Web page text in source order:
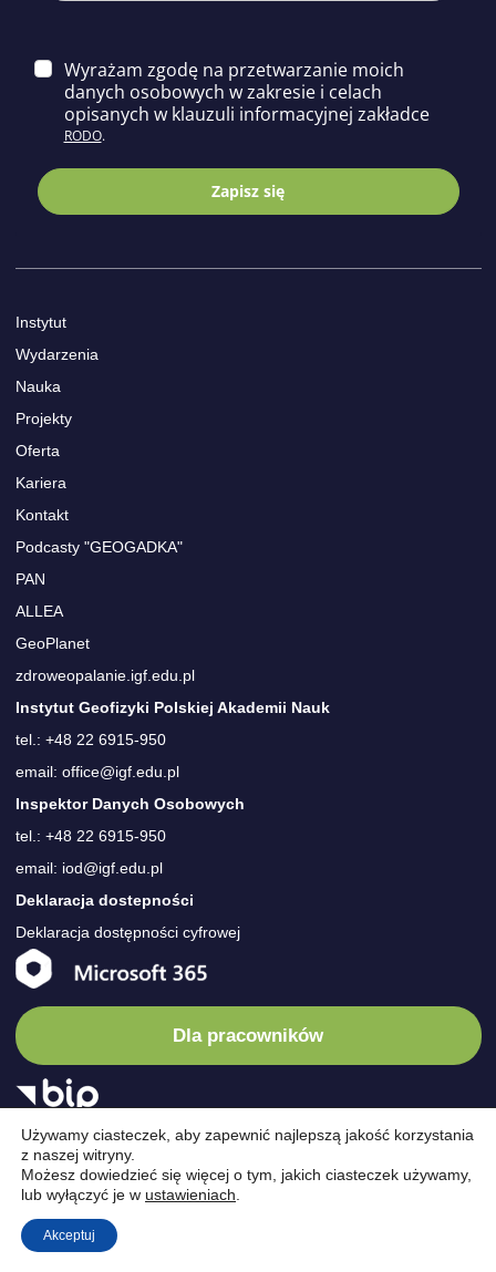
Wyrażam zgodę na przetwarzanie moich
danych osobowych w zakresie i celach
opisanych w klauzuli informacyjnej zakładce
RODO.
Zapisz się
Instytut
Wydarzenia
Nauka
Projekty
Oferta
Kariera
Kontakt
Podcasty "GEOGADKA"
PAN
ALLEA
GeoPlanet
zdroweopalanie.igf.edu.pl
Instytut Geofizyki Polskiej Akademii Nauk
tel.: +48 22 6915-950
email: office@igf.edu.pl
Inspektor Danych Osobowych
tel.: +48 22 6915-950
email: iod@igf.edu.pl
Deklaracja dostepności
Deklaracja dostępności cyfrowej
Dla pracowników
© Instytut
Używamy ciasteczek, aby zapewnić najlepszą jakość korzystania
z naszej witryny.
Możesz dowiedzieć się więcej o tym, jakich ciasteczek używamy,
lub wyłączyć je w ustawieniach
Akceptuj